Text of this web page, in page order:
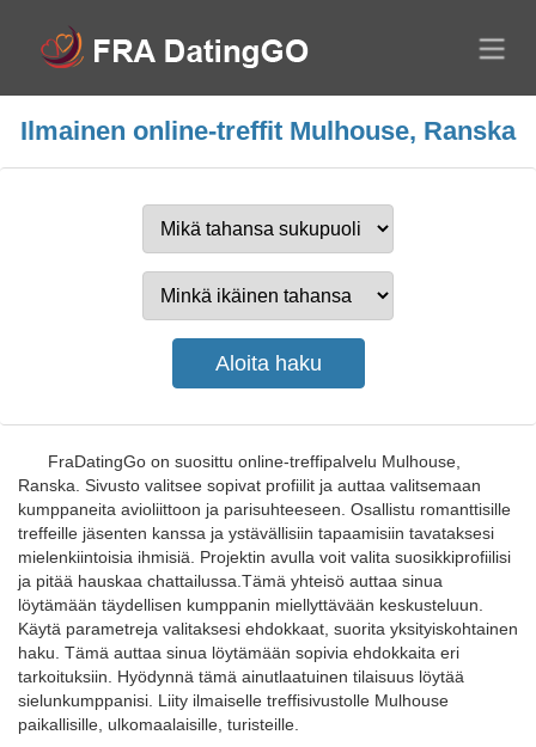
Ilmainen online-treffit Mulhouse, Ranska
FraDatingGo on suosittu online-treffipalvelu Mulhouse,
Ranska. Sivusto valitsee sopivat profiilit ja auttaa valitsemaan
kumppaneita avioliittoon ja parisuhteeseen. Osallistu romanttisille
treffeille jäsenten kanssa ja ystävällisiin tapaamisiin tavataksesi
mielenkiintoisia ihmisiä. Projektin avulla voit valita suosikkiprofiilisi
ja pitää hauskaa chattailussa.Tämä yhteisö auttaa sinua
löytämään täydellisen kumppanin miellyttävään keskusteluun.
Käytä parametreja valitaksesi ehdokkaat, suorita yksityiskohtainen
haku. Tämä auttaa sinua löytämään sopivia ehdokkaita eri
tarkoituksiin. Hyödynnä tämä ainutlaatuinen tilaisuus löytää
sielunkumppanisi. Liity ilmaiselle treffisivustolle Mulhouse
paikallisille, ulkomaalaisille, turisteille.